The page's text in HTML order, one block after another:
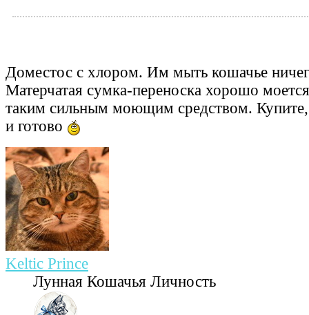
Доместос с хлором. Им мыть кошачье
Матерчатая сумка-переноска хорошо
таким сильным моющим средством. Купите,
и готово
Keltic Prince
Лунная Кошачья Личность